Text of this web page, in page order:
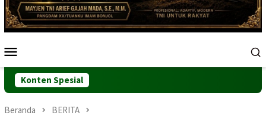
Mobile
Konten Spesial
Beranda BERITA